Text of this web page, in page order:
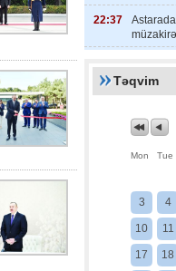
22:37
Təqvim
Mon Tue
3 4
10 11
17 18